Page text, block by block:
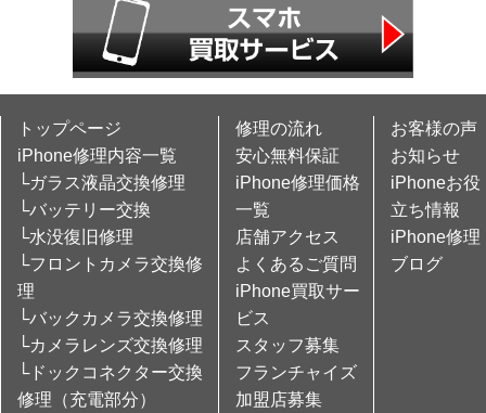
トップページ
iPhone修理内容一覧
└ガラス液晶交換修理
└バッテリー交換
└水没復旧修理
└フロントカメラ交換修
理
└バックカメラ交換修理
└カメラレンズ交換修理
└ドックコネクター交換
修理（充電部分）
修理の流れ
安心無料保証
iPhone修理価格
一覧
店舗アクセス
よくあるご質問
iPhone買取サー
ビス
スタッフ募集
フランチャイズ
加盟店募集
お客様の声
お知らせ
iPhoneお役
立ち情報
iPhone修理
ブログ